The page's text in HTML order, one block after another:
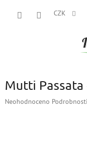
CZK
Mutti
Průměrné
Neohodnoceno